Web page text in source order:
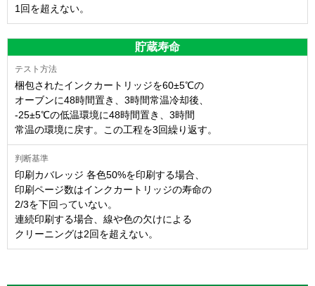
1回を超えない。
貯蔵寿命
梱包されたインクカートリッジを60±5℃の
オーブンに48時間置き、3時間常温冷却後、
-25±5℃の低温環境に48時間置き、3時間
常温の環境に戻す。この工程を3回繰り返す。
印刷カバレッジ 各色50%を印刷する場合、
印刷ページ数はインクカートリッジの寿命の
2/3を下回っていない。
連続印刷する場合、線や色の欠けによる
クリーニングは2回を超えない。